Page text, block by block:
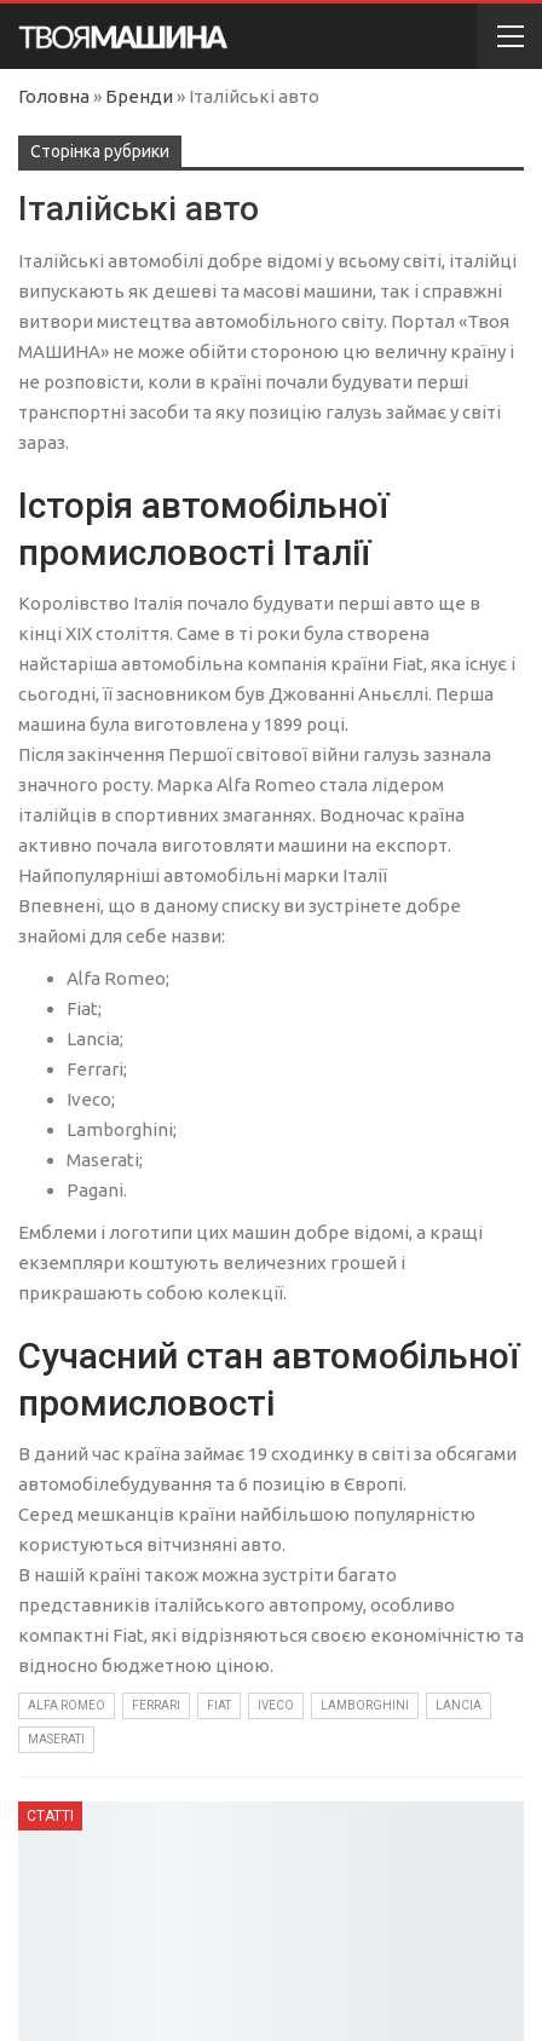
Головна » Бренди » Італійські авто
Сторінка рубрики
Італійські авто
Італійські автомобілі добре відомі у всьому світі, італійці
випускають як дешеві та масові машини, так і справжні
витвори мистецтва автомобільного світу. Портал «Твоя
МАШИНА» не може обійти стороною цю величну країну і
не розповісти, коли в країні почали будувати перші
транспортні засоби та яку позицію галузь займає у світі
зараз.
Історія автомобільної
промисловості Італії
Королівство Італія почало будувати перші авто ще в
кінці ХІХ століття. Саме в ті роки була створена
найстаріша автомобільна компанія країни Fiat, яка існує і
сьогодні, її засновником був Джованні Аньєллі. Перша
машина була виготовлена у 1899 році.
Після закінчення Першої світової війни галузь зазнала
значного росту. Марка Alfa Romeo стала лідером
італійців в спортивних змаганнях. Водночас країна
активно почала виготовляти машини на експорт.
Найпопулярніші автомобільні марки Італії
Впевнені, що в даному списку ви зустрінете добре
знайомі для себе назви:
Alfa Romeo;
Fiat;
Lancia;
Ferrari;
Iveco;
Lamborghini;
Maserati;
Pagani.
Емблеми і логотипи цих машин добре відомі, а кращі
екземпляри коштують величезних грошей і
прикрашають собою колекції.
Сучасний стан автомобільної
промисловості
В даний час країна займає 19 сходинку в світі за обсягами
автомобілебудування та 6 позицію в Європі.
Серед мешканців країни найбільшою популярністю
користуються вітчизняні авто.
В нашій країні також можна зустріти багато
представників італійського автопрому, особливо
компактні Fiat, які відрізняються своєю економічністю та
відносно бюджетною ціною.
ALFA ROMEO FERRARI FIAT IVECO LAMBORGHINI LANCIA
MASERATI
СТАТТІ